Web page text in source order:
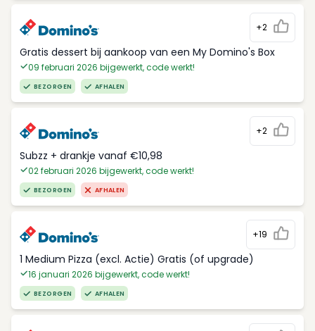
+2
Gratis dessert bij aankoop van een My Domino's Box
09 februari 2026 bijgewerkt, code werkt!
BEZORGEN AFHALEN
+2
Subzz + drankje vanaf €10,98
02 februari 2026 bijgewerkt, code werkt!
BEZORGEN AFHALEN
+19
1 Medium Pizza (excl. Actie) Gratis (of upgrade)
16 januari 2026 bijgewerkt, code werkt!
BEZORGEN AFHALEN